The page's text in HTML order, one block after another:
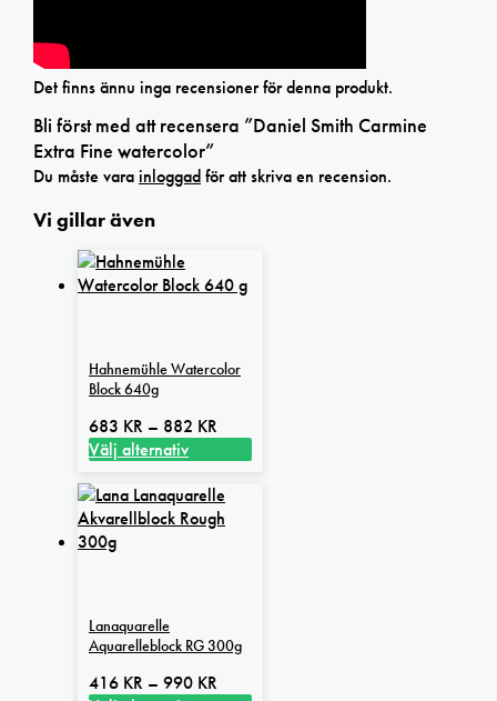
Det finns ännu inga recensioner för denna produkt.
Bli först med att recensera ”Daniel Smith Carmine
Extra Fine watercolor”
Du måste varainloggadför att skriva en recension.
Vi gillar även
Hahnemühle Watercolor
Block 640g
683 KR – 882 KR
882 kr
Välj alternativ
här
produkten
har
olika
alternativen
kan
Lanaquarelle
Aquarelleblock RG 300g
416 KR – 990 KR